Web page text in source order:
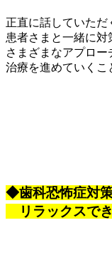
正直に話していただ
患者さまと一緒に対
さまざまなアプロー
治療を進めていくこ
◆歯科恐怖症対策
リラックスで